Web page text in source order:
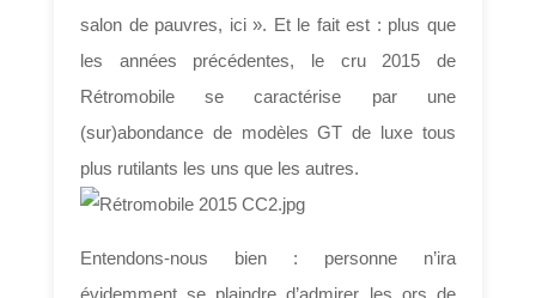
salon de pauvres, ici ». Et le fait est : plus que
les années précédentes, le cru 2015 de
Rétromobile se caractérise par une
(sur)abondance de modèles GT de luxe tous
plus rutilants les uns que les autres.
Entendons-nous bien : personne n’ira
évidemment se plaindre d’admirer les ors de